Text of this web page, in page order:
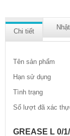
Chi tiết
Tên sản phẩm
Hạn sử dụng
Tình trạng
Số lượt đã xác
GREASE L 0/